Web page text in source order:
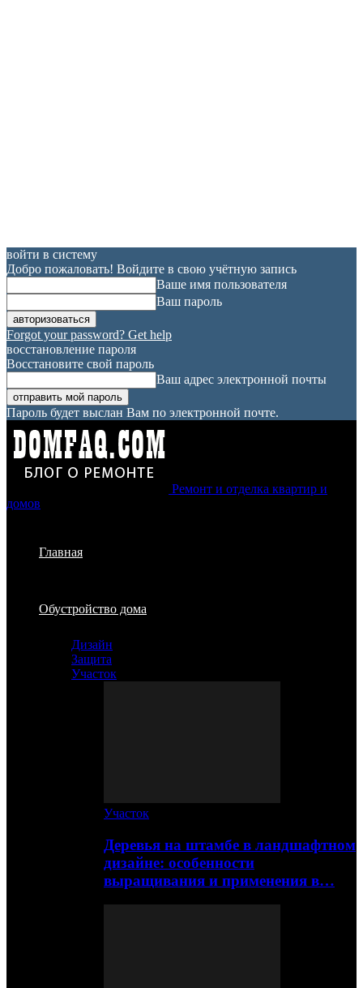
войти в систему
Добро пожаловать! Войдите в свою учётную запись
Ваше имя пользователя
Ваш пароль
Forgot your password? Get help
восстановление пароля
Восстановите свой пароль
Ваш адрес электронной почты
Пароль будет выслан Вам по электронной почте.
Ремонт и отделка квартир и
домов
Главная
Обустройство дома
Дизайн
Защита
Участок
Участок
Деревья на штамбе в ландшафтном
дизайне: особенности
выращивания и применения в…